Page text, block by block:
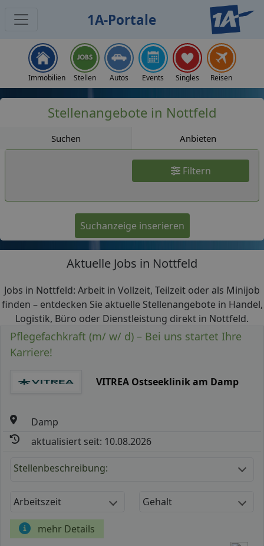
1A-Portale
Immobilien Stellen Autos Events Singles Reisen
Stellenangebote in Nottfeld
Suchen Anbieten
Filtern
Suchanzeige inserieren
Aktuelle Jobs in Nottfeld
Jobs in Nottfeld: Arbeit in Vollzeit, Teilzeit oder als Minijob
finden – entdecken Sie aktuelle Stellenangebote in Handel,
Logistik, Büro oder Dienstleistung direkt in Nottfeld.
Pflegefachkraft (m/ w/ d) – Bei uns startet Ihre
Karriere!
VITREA Ostseeklinik am Damp
Damp
aktualisiert seit: 10.08.2026
Stellenbeschreibung:
Arbeitszeit Gehalt
mehr Details